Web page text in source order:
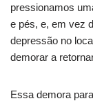
pressionamos
e pés, e, em vez
depressão no
demorar a
Essa demora